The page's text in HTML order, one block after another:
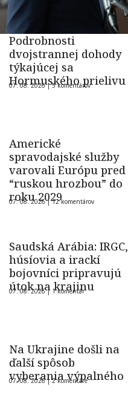
Podrobnosti
dvojstrannej dohody
týkajúcej sa
Hormuského prielivu
07. 08. 2026 |5 komentárov
Americké
spravodajské služby
varovali Európu pred
“ruskou hrozbou” do
roku 2029
07. 08. 2026 |12 komentárov
Saudská Arábia: IRGC,
húsíovia a irackí
bojovníci pripravujú
útok na krajinu
07. 08. 2026 | 1 komentár
Na Ukrajine došli na
ďalší spôsob
vyberania výpalného
07. 08. 2026 |2 komentáre